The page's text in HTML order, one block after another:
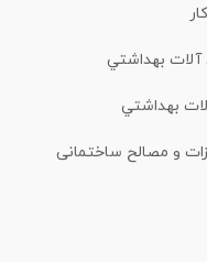
بهداشتي
بهداشتي
و مصالح ساختمانی